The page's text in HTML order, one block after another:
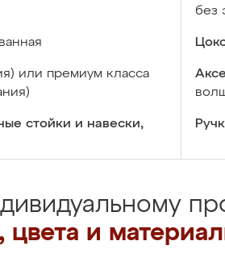
без
или премиум класса
стойки и навески,
и